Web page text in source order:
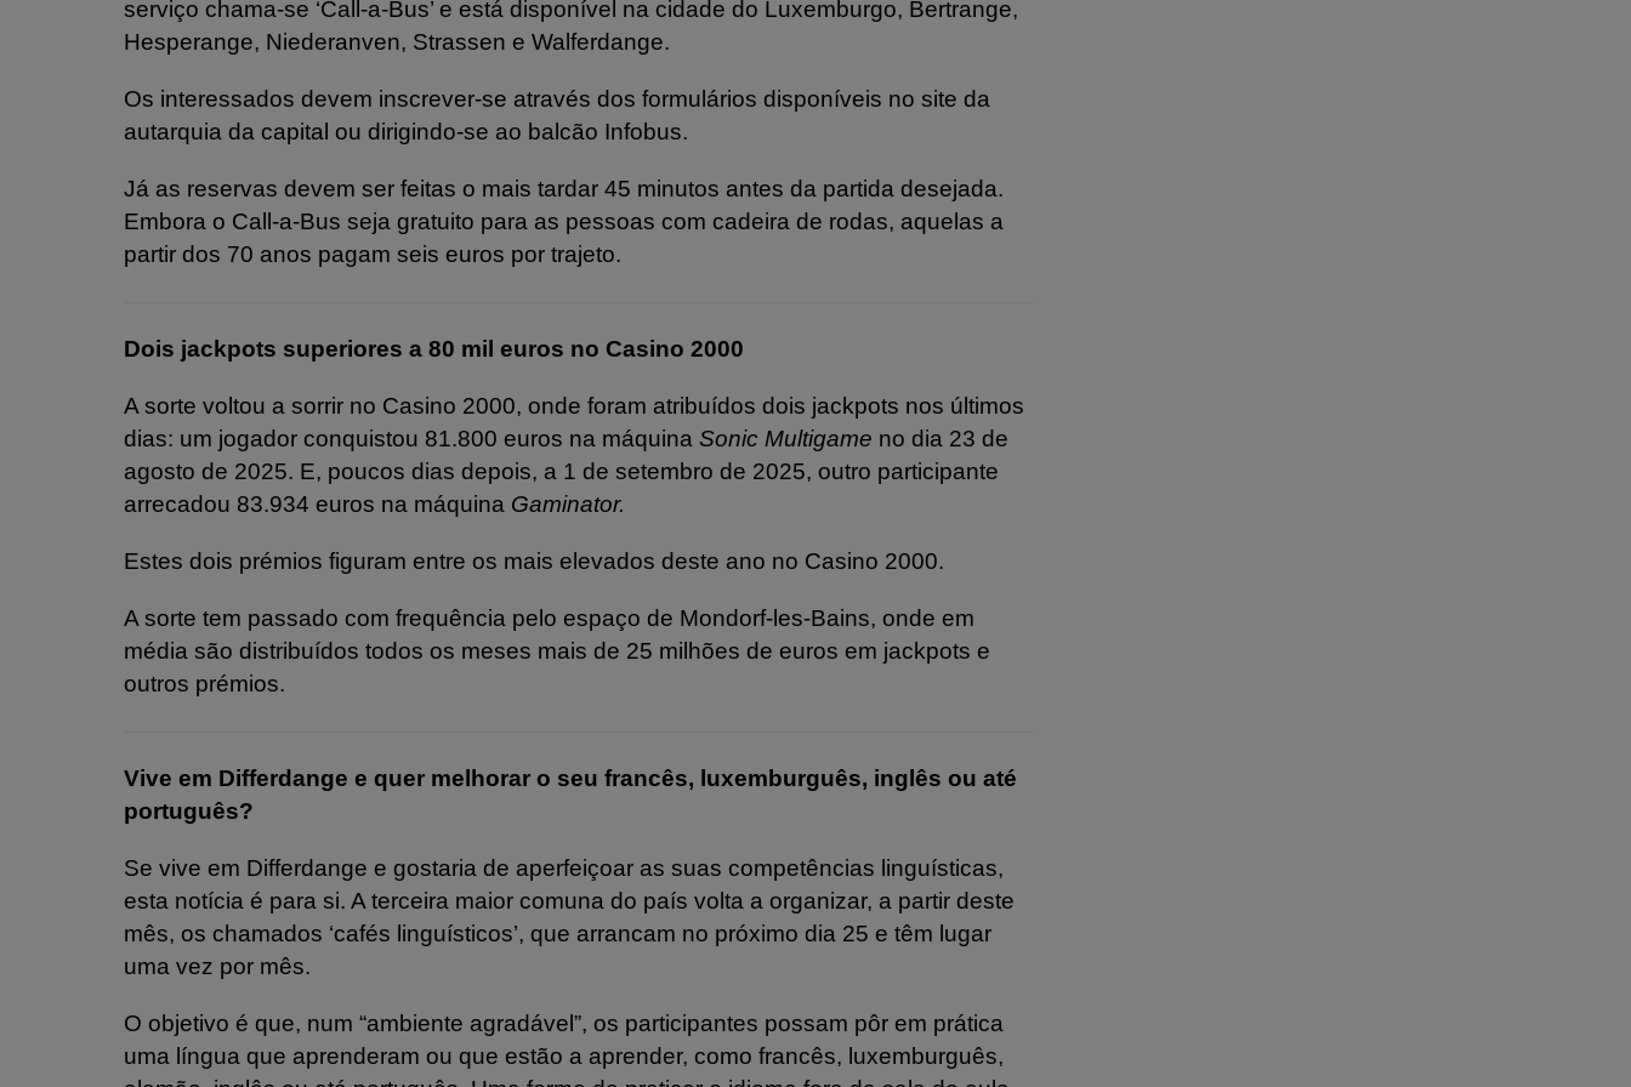
serviço chama-se ‘Call-a-Bus’ e está disponível na cidade do Luxemburgo, Bertrange,
Hesperange, Niederanven, Strassen e Walferdange.
Os interessados devem inscrever-se através dos formulários disponíveis no site da
autarquia da capital ou dirigindo-se ao balcão Infobus.
Já as reservas devem ser feitas o mais tardar 45 minutos antes da partida desejada.
Embora o Call-a-Bus seja gratuito para as pessoas com cadeira de rodas, aquelas a
partir dos 70 anos pagam seis euros por trajeto.
Dois jackpots superiores a 80 mil euros no Casino 2000
A sorte voltou a sorrir no Casino 2000, onde foram atribuídos dois jackpots nos últimos
dias: um jogador conquistou 81.800 euros na máquina Sonic Multigame no dia 23 de
agosto de 2025. E, poucos dias depois, a 1 de setembro de 2025, outro participante
arrecadou 83.934 euros na máquina Gaminator.
Estes dois prémios figuram entre os mais elevados deste ano no Casino 2000.
A sorte tem passado com frequência pelo espaço de Mondorf-les-Bains, onde em
média são distribuídos todos os meses mais de 25 milhões de euros em jackpots e
outros prémios.
Vive em Differdange e quer melhorar o seu francês, luxemburguês, inglês ou até
português?
Se vive em Differdange e gostaria de aperfeiçoar as suas competências linguísticas,
esta notícia é para si. A terceira maior comuna do país volta a organizar, a partir deste
mês, os chamados ‘cafés linguísticos’, que arrancam no próximo dia 25 e têm lugar
uma vez por mês.
O objetivo é que, num “ambiente agradável”, os participantes possam pôr em prática
uma língua que aprenderam ou que estão a aprender, como francês, luxemburguês,